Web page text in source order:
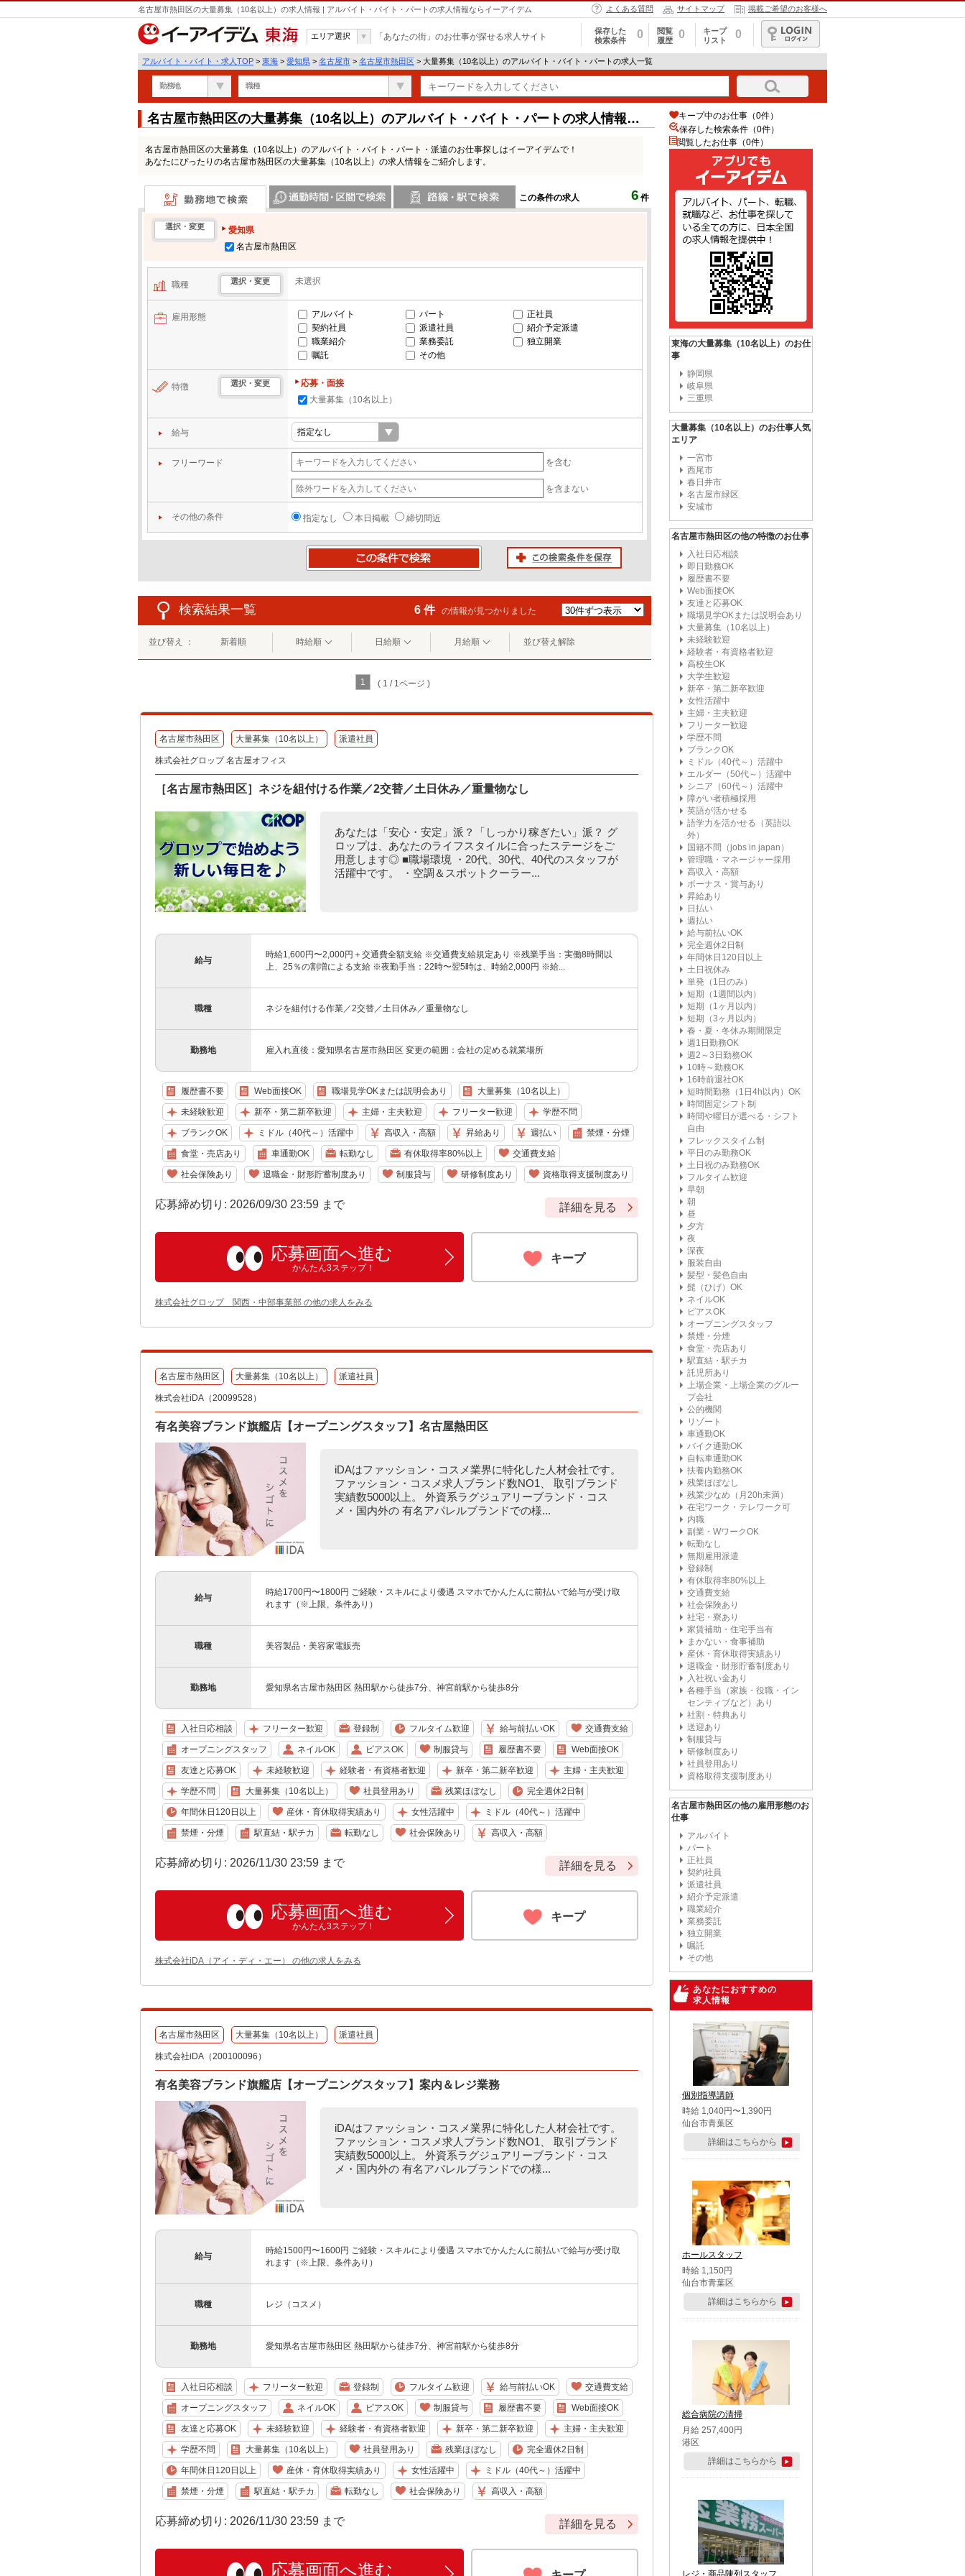
名古屋市熱田区の大量募集（10名以上）の求人情報 | アルバイト・バイト・パートの求人情報ならイーアイデム よくある質問 サイトマップ 掲載ご希望のお客様へ
東海
エリア選択 「あなたの街」のお仕事が探せる求人サイト
保存した
検索条件
0
閲覧
履歴
0
キープ
リスト
0
ログイン
アルバイト・バイト・求人TOP > 東海 > 愛知県 > 名古屋市 > 名古屋市熱田区 > 大量募集（10名以上）のアルバイト・バイト・パートの求人一覧
勤務地 職種
名古屋市熱田区の大量募集（10名以上）のアルバイト・バイト・パートの求人情報一
名古屋市熱田区の大量募集（10名以上）のアルバイト・バイト・パート・派遣のお仕事探しはイーアイデムで！
あなたにぴったりの名古屋市熱田区の大量募集（10名以上）の求人情報をご紹介します。
この条件の求人 6 件
勤務地で検索
選択・変更
愛知県
名古屋市熱田区
職種 選択・変更 未選択
雇用形態 アルバイト パート
正社員
契約社員
派遣社員
紹介予定派遣
職業紹介
業務委託
独立開業
嘱託
その他
特徴 選択・変更
応募・面接
大量募集（10名以上）
給与
フリーワード を含む
を含まない
その他の条件 指定なし 本日掲載 締切間近
検索結果一覧 6 件 の情報が見つかりました
並び替え ： 新着順 時給順 日給順 月給順 並び替え解除
1 ( 1 / 1ページ )
名古屋市熱田区 大量募集（10名以上） 派遣社員
株式会社グロップ 名古屋オフィス
［名古屋市熱田区］ネジを組付ける作業／2交替／土日休み／重量物なし
あなたは「安心・安定」派？「しっかり稼ぎたい」派？ グ
ロップは、あなたのライフスタイルに合ったステージをご
用意します◎ ■職場環境 ・20代、30代、40代のスタッフが
活躍中です。 ・空調＆スポットクーラー...
給与
時給1,600円〜2,000円＋交通費全額支給 ※交通費支給規定あり ※残業手当：実働8時間以
上、25％の割増による支給 ※夜勤手当：22時〜翌5時は、時給2,000円 ※給...
職種 ネジを組付ける作業／2交替／土日休み／重量物なし
勤務地 雇入れ直後：愛知県名古屋市熱田区 変更の範囲：会社の定める就業場所
履歴書不要 Web面接OK 職場見学OKまたは説明会あり 大量募集（10名以上）
未経験歓迎 新卒・第二新卒歓迎 主婦・主夫歓迎 フリーター歓迎 学歴不問
ブランクOK ミドル（40代～）活躍中 高収入・高額 昇給あり 週払い 禁煙・分煙
食堂・売店あり 車通勤OK 転勤なし 有休取得率80%以上 交通費支給
社会保険あり 退職金・財形貯蓄制度あり 制服貸与 研修制度あり 資格取得支援制度あり
応募締め切り: 2026/09/30 23:59 まで 詳細を見る
応募画面へ進む
かんたん3ステップ！
キープ
株式会社グロップ 関西・中部事業部 の他の求人をみる
名古屋市熱田区 大量募集（10名以上） 派遣社員
株式会社iDA（20099528）
有名美容ブランド旗艦店【オープニングスタッフ】名古屋熱田区
iDAはファッション・コスメ業界に特化した人材会社です。
ファッション・コスメ求人ブランド数NO1、 取引ブランド
実績数5000以上。 外資系ラグジュアリーブランド・コス
メ・国内外の 有名アパレルブランドでの様...
給与
時給1700円〜1800円 ご経験・スキルにより優遇 スマホでかんたんに前払いで給与が受け取
れます（※上限、条件あり）
職種 美容製品・美容家電販売
勤務地 愛知県名古屋市熱田区 熱田駅から徒歩7分、神宮前駅から徒歩8分
入社日応相談 フリーター歓迎 登録制 フルタイム歓迎 給与前払いOK 交通費支給
オープニングスタッフ ネイルOK ピアスOK 制服貸与 履歴書不要 Web面接OK
友達と応募OK 未経験歓迎 経験者・有資格者歓迎 新卒・第二新卒歓迎 主婦・主夫歓迎
学歴不問 大量募集（10名以上） 社員登用あり 残業ほぼなし 完全週休2日制
年間休日120日以上 産休・育休取得実績あり 女性活躍中 ミドル（40代～）活躍中
禁煙・分煙 駅直結・駅チカ 転勤なし 社会保険あり 高収入・高額
応募締め切り: 2026/11/30 23:59 まで 詳細を見る
応募画面へ進む
かんたん3ステップ！
キープ
株式会社iDA（アイ・ディ・エー） の他の求人をみる
名古屋市熱田区 大量募集（10名以上） 派遣社員
株式会社iDA（200100096）
有名美容ブランド旗艦店【オープニングスタッフ】案内＆レジ業務
iDAはファッション・コスメ業界に特化した人材会社です。
ファッション・コスメ求人ブランド数NO1、 取引ブランド
実績数5000以上。 外資系ラグジュアリーブランド・コス
メ・国内外の 有名アパレルブランドでの様...
給与
時給1500円〜1600円 ご経験・スキルにより優遇 スマホでかんたんに前払いで給与が受け取
れます（※上限、条件あり）
職種 レジ（コスメ）
勤務地 愛知県名古屋市熱田区 熱田駅から徒歩7分、神宮前駅から徒歩8分
入社日応相談 フリーター歓迎 登録制 フルタイム歓迎 給与前払いOK 交通費支給
オープニングスタッフ ネイルOK ピアスOK 制服貸与 履歴書不要 Web面接OK
友達と応募OK 未経験歓迎 経験者・有資格者歓迎 新卒・第二新卒歓迎 主婦・主夫歓迎
学歴不問 大量募集（10名以上） 社員登用あり 残業ほぼなし 完全週休2日制
年間休日120日以上 産休・育休取得実績あり 女性活躍中 ミドル（40代～）活躍中
禁煙・分煙 駅直結・駅チカ 転勤なし 社会保険あり 高収入・高額
応募締め切り: 2026/11/30 23:59 まで 詳細を見る
応募画面へ進む
キープ中のお仕事（0件）
保存した検索条件（0件）
閲覧したお仕事（0件）
東海の大量募集（10名以上）のお仕
事
静岡県
岐阜県
三重県
大量募集（10名以上）のお仕事人気
エリア
一宮市
西尾市
春日井市
名古屋市緑区
安城市
名古屋市熱田区の他の特徴のお仕事
入社日応相談
即日勤務OK
履歴書不要
Web面接OK
友達と応募OK
職場見学OKまたは説明会あり
大量募集（10名以上）
未経験歓迎
経験者・有資格者歓迎
高校生OK
大学生歓迎
新卒・第二新卒歓迎
女性活躍中
主婦・主夫歓迎
フリーター歓迎
学歴不問
ブランクOK
ミドル（40代～）活躍中
エルダー（50代～）活躍中
シニア（60代～）活躍中
障がい者積極採用
英語が活かせる
語学力を活かせる（英語以
外）
国籍不問（jobs in japan）
管理職・マネージャー採用
高収入・高額
ボーナス・賞与あり
昇給あり
日払い
週払い
給与前払いOK
完全週休2日制
年間休日120日以上
土日祝休み
単発（1日のみ）
短期（1週間以内）
短期（1ヶ月以内）
短期（3ヶ月以内）
春・夏・冬休み期間限定
週1日勤務OK
週2～3日勤務OK
10時～勤務OK
16時前退社OK
短時間勤務（1日4h以内）OK
時間固定シフト制
時間や曜日が選べる・シフト
自由
フレックスタイム制
平日のみ勤務OK
土日祝のみ勤務OK
フルタイム歓迎
早朝
朝
昼
夕方
夜
深夜
服装自由
髪型・髪色自由
髭（ひげ）OK
ネイルOK
ピアスOK
オープニングスタッフ
禁煙・分煙
食堂・売店あり
駅直結・駅チカ
託児所あり
上場企業・上場企業のグルー
プ会社
公的機関
リゾート
車通勤OK
バイク通勤OK
自転車通勤OK
扶養内勤務OK
残業ほぼなし
残業少なめ（月20h未満）
在宅ワーク・テレワーク可
内職
副業・WワークOK
転勤なし
無期雇用派遣
登録制
有休取得率80%以上
交通費支給
社会保険あり
社宅・寮あり
家賃補助・住宅手当有
まかない・食事補助
産休・育休取得実績あり
退職金・財形貯蓄制度あり
入社祝い金あり
各種手当（家族・役職・イン
センティブなど）あり
社割・特典あり
送迎あり
制服貸与
研修制度あり
社員登用あり
資格取得支援制度あり
名古屋市熱田区の他の雇用形態のお
仕事
アルバイト
パート
正社員
契約社員
派遣社員
紹介予定派遣
職業紹介
業務委託
独立開業
嘱託
その他
あなたにおすすめの
求人情報
個別指導講師
時給 1,040円〜1,390円
仙台市青葉区
詳細はこちらから
ホールスタッフ
時給 1,150円
仙台市青葉区
詳細はこちらから
総合病院の清掃
月給 257,400円
港区
詳細はこちらから
レジ・商品陳列スタッフ